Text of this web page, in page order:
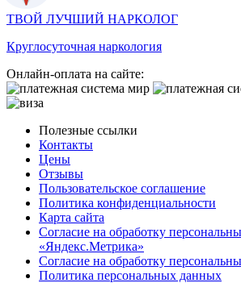
ТВОЙ ЛУЧШИЙ НАРКОЛОГ
Круглосуточная наркология
Онлайн-оплата на сайте:
Полезные ссылки
Контакты
Цены
Отзывы
Пользовательское соглашение
Политика конфиденциальности
Карта сайта
Согласие на обработку
«Яндекс.Метрика»
Согласие на обработку
Политика персональных данных